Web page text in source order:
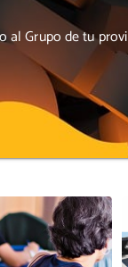
al Grupo de tu